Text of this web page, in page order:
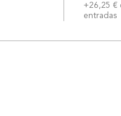
+26,25 €
entradas